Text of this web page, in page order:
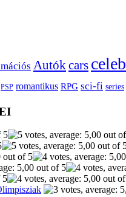
Autókcars celeb
PSP romantikus RPG sci-fi series